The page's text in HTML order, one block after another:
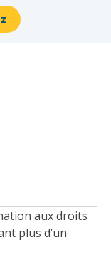
aux droits
plus d’un